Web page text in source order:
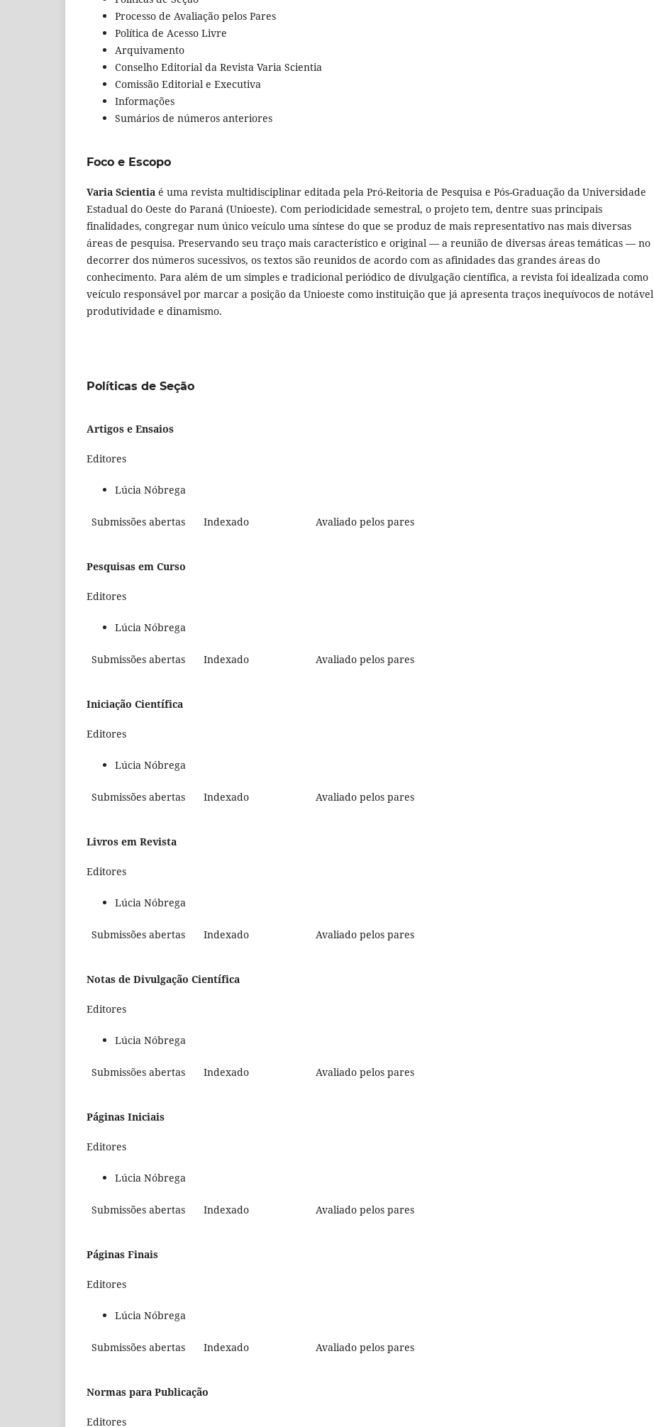
Processo de Avaliação pelos Pares
Política de Acesso Livre
Arquivamento
Conselho Editorial da Revista Varia Scientia
Comissão Editorial e Executiva
Informações
Sumários de números anteriores
Foco e Escopo
Varia Scientia é uma revista multidisciplinar editada pela Pró-Reitoria de Pesquisa e Pós-Graduação da Universidade
Estadual do Oeste do Paraná (Unioeste). Com periodicidade semestral, o projeto tem, dentre suas principais
finalidades, congregar num único veículo uma síntese do que se produz de mais representativo nas mais diversas
áreas de pesquisa. Preservando seu traço mais característico e original — a reunião de diversas áreas temáticas — no
decorrer dos números sucessivos, os textos são reunidos de acordo com as afinidades das grandes áreas do
conhecimento. Para além de um simples e tradicional periódico de divulgação científica, a revista foi idealizada como
veículo responsável por marcar a posição da Unioeste como instituição que já apresenta traços inequívocos de notável
produtividade e dinamismo.
Políticas de Seção
Artigos e Ensaios
Editores
Lúcia Nóbrega
Submissões abertas Indexado Avaliado pelos pares
Pesquisas em Curso
Editores
Lúcia Nóbrega
Submissões abertas Indexado Avaliado pelos pares
Iniciação Científica
Editores
Lúcia Nóbrega
Submissões abertas Indexado Avaliado pelos pares
Livros em Revista
Editores
Lúcia Nóbrega
Submissões abertas Indexado Avaliado pelos pares
Notas de Divulgação Científica
Editores
Lúcia Nóbrega
Submissões abertas Indexado Avaliado pelos pares
Páginas Iniciais
Editores
Lúcia Nóbrega
Submissões abertas Indexado Avaliado pelos pares
Páginas Finais
Editores
Lúcia Nóbrega
Submissões abertas Indexado Avaliado pelos pares
Normas para Publicação
Editores